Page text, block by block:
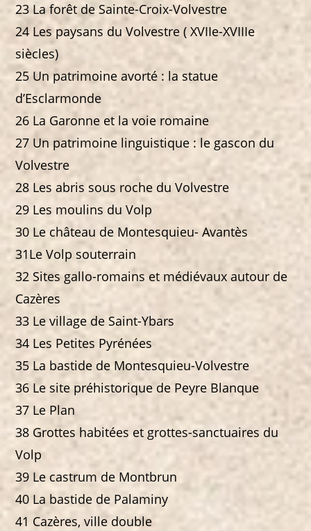
23 La forêt de Sainte-Croix-Volvestre
24 Les paysans du Volvestre ( XVIIe-XVIIIe
siècles)
25 Un patrimoine avorté : la statue
d’Esclarmonde
26 La Garonne et la voie romaine
27 Un patrimoine linguistique : le gascon du
Volvestre
28 Les abris sous roche du Volvestre
29 Les moulins du Volp
30 Le château de Montesquieu- Avantès
31Le Volp souterrain
32 Sites gallo-romains et médiévaux autour de
Cazères
33 Le village de Saint-Ybars
34 Les Petites Pyrénées
35 La bastide de Montesquieu-Volvestre
36 Le site préhistorique de Peyre Blanque
37 Le Plan
38 Grottes habitées et grottes-sanctuaires du
Volp
39 Le castrum de Montbrun
40 La bastide de Palaminy
41 Cazères, ville double